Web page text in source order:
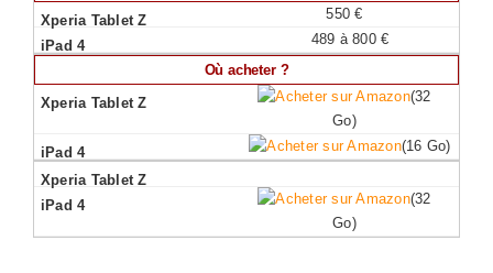
550 €
489 à 800 €
Où acheter ?
(32
Go)
(16 Go)
(32
Go)